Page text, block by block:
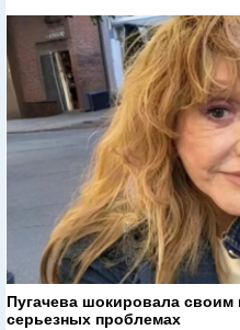
Пугачева шокировала своим
серьезных проблемах